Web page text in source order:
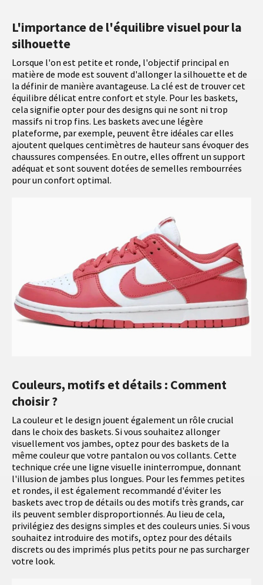
L'importance de l'équilibre visuel pour la
silhouette
Lorsque l'on est petite et ronde, l'objectif principal en
matière de mode est souvent d'allonger la silhouette et de
la définir de manière avantageuse. La clé est de trouver cet
équilibre délicat entre confort et style. Pour les baskets,
cela signifie opter pour des designs qui ne sont ni trop
massifs ni trop fins. Les baskets avec une légère
plateforme, par exemple, peuvent être idéales car elles
ajoutent quelques centimètres de hauteur sans évoquer des
chaussures compensées. En outre, elles offrent un support
adéquat et sont souvent dotées de semelles rembourrées
pour un confort optimal.
Couleurs, motifs et détails : Comment
choisir ?
La couleur et le design jouent également un rôle crucial
dans le choix des baskets. Si vous souhaitez allonger
visuellement vos jambes, optez pour des baskets de la
même couleur que votre pantalon ou vos collants. Cette
technique crée une ligne visuelle ininterrompue, donnant
l'illusion de jambes plus longues. Pour les femmes petites
et rondes, il est également recommandé d'éviter les
baskets avec trop de détails ou des motifs très grands, car
ils peuvent sembler disproportionnés. Au lieu de cela,
privilégiez des designs simples et des couleurs unies. Si vous
souhaitez introduire des motifs, optez pour des détails
discrets ou des imprimés plus petits pour ne pas surcharger
votre look.